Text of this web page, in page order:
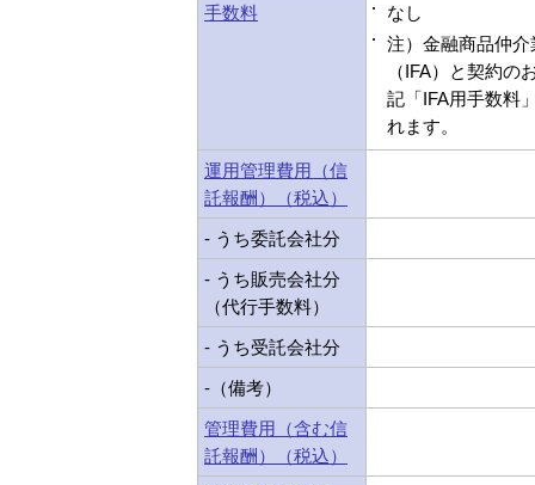
手数料
なし
注）金融商品仲介
（IFA）と契約の
記「IFA用手数料
れます。
運用管理費用（信
託報酬）（税込）
- うち委託会社分
- うち販売会社分
（代行手数料）
- うち受託会社分
-（備考）
管理費用（含む信
託報酬）（税込）